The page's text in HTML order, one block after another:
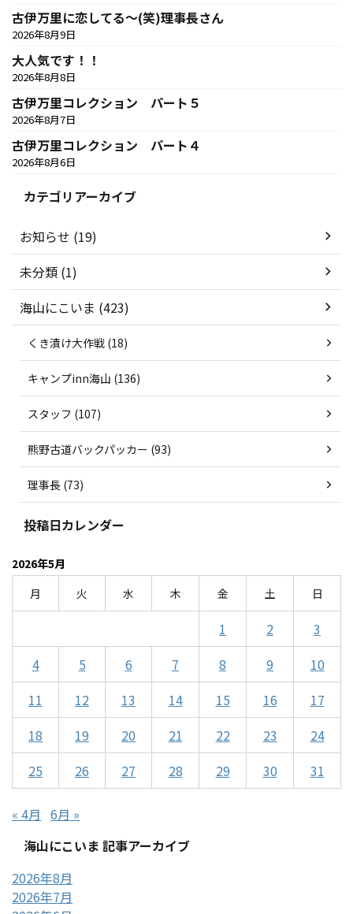
古伊万里に恋してる～(笑)理事長さん
2026年8月9日
大人気です！！
2026年8月8日
古伊万里コレクション パート５
2026年8月7日
古伊万里コレクション パート４
2026年8月6日
カテゴリアーカイブ
お知らせ (19)
未分類 (1)
海山にこいま (423)
くき漬け大作戦 (18)
キャンプinn海山 (136)
スタッフ (107)
熊野古道バックパッカー (93)
理事長 (73)
投稿日カレンダー
2026年5月
月
火 水 木 金 土 日
1 2
3
4
5 6 7 8 9
10
11
12 13 14 15 16
17
18
19 20 21 22 23
24
25
26 27 28 29 30 31
« 4月 6月 »
海山にこいま 記事アーカイブ
2026年8月
2026年7月